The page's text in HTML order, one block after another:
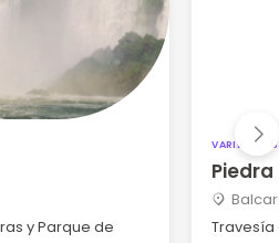
y Parque de
VARIEDADES